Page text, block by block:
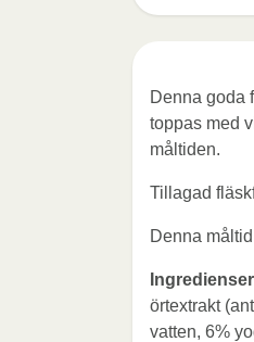
Denna goda
toppas med
måltiden.
Tillagad
Denna
örtextrakt
vatten, 6%